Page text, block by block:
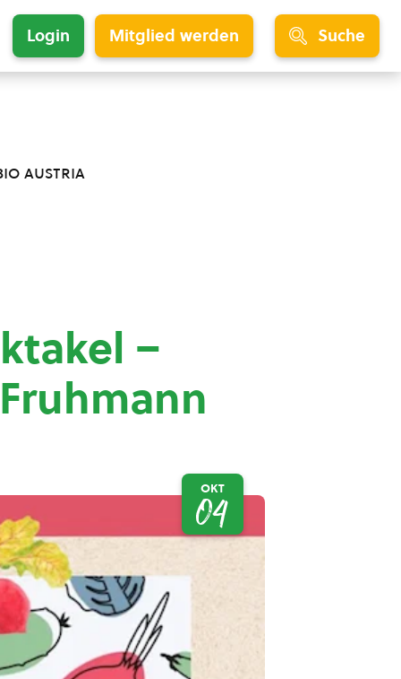
Login Mitglied werden Suche
austria
–
OKT
04